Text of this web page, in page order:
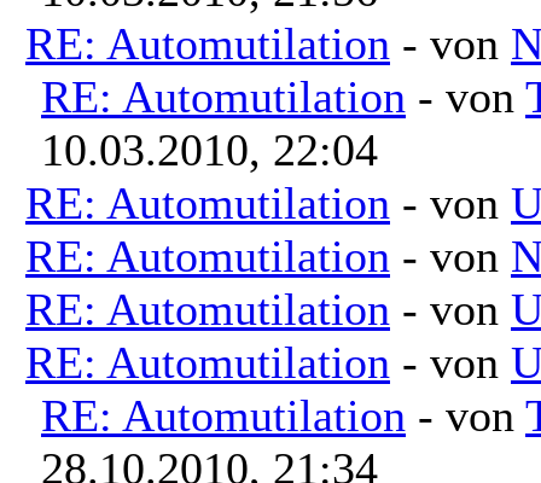
RE: Automutilation - von
RE: Automutilation - von
10.03.2010, 22:04
RE: Automutilation - von
RE: Automutilation - von
RE: Automutilation - von
RE: Automutilation - von
RE: Automutilation - von
28.10.2010, 21:34